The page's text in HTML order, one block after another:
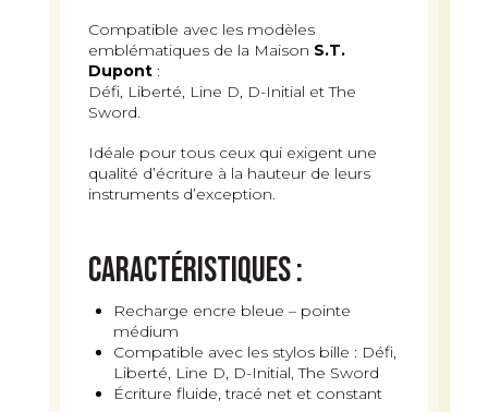
Compatible avec les modèles
emblématiques de la Maison S.T.
Dupont:
Défi, Liberté, Line D, D-Initial et The
Sword.
Idéale pour tous ceux qui exigent une
qualité d’écriture à la hauteur de leurs
instruments d’exception.
Caractéristiques :
Recharge encre bleue – pointe
médium
Compatible avec les stylos bille : Défi,
Liberté, Line D, D-Initial, The Sword
Écriture fluide, tracé net et constant